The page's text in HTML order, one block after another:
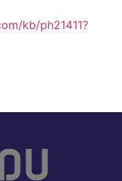
kb/ph21411?